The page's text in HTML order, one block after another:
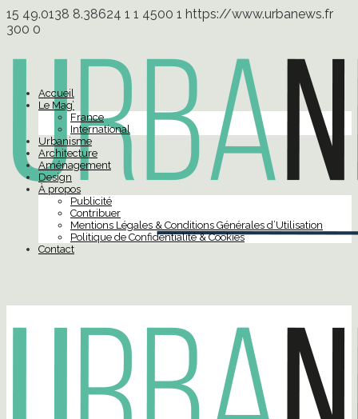
15 49.0138 8.38624 1 1 4500 1 https://www.urbanews.fr
300 0
Accueil
Le Mag’
France
International
Urbanisme
Architecture
Aménagement
Design
À propos
Publicité
Contribuer
Mentions Légales & Conditions Générales d’Utilisation
Politique de Confidentialité & Cookies
Contact